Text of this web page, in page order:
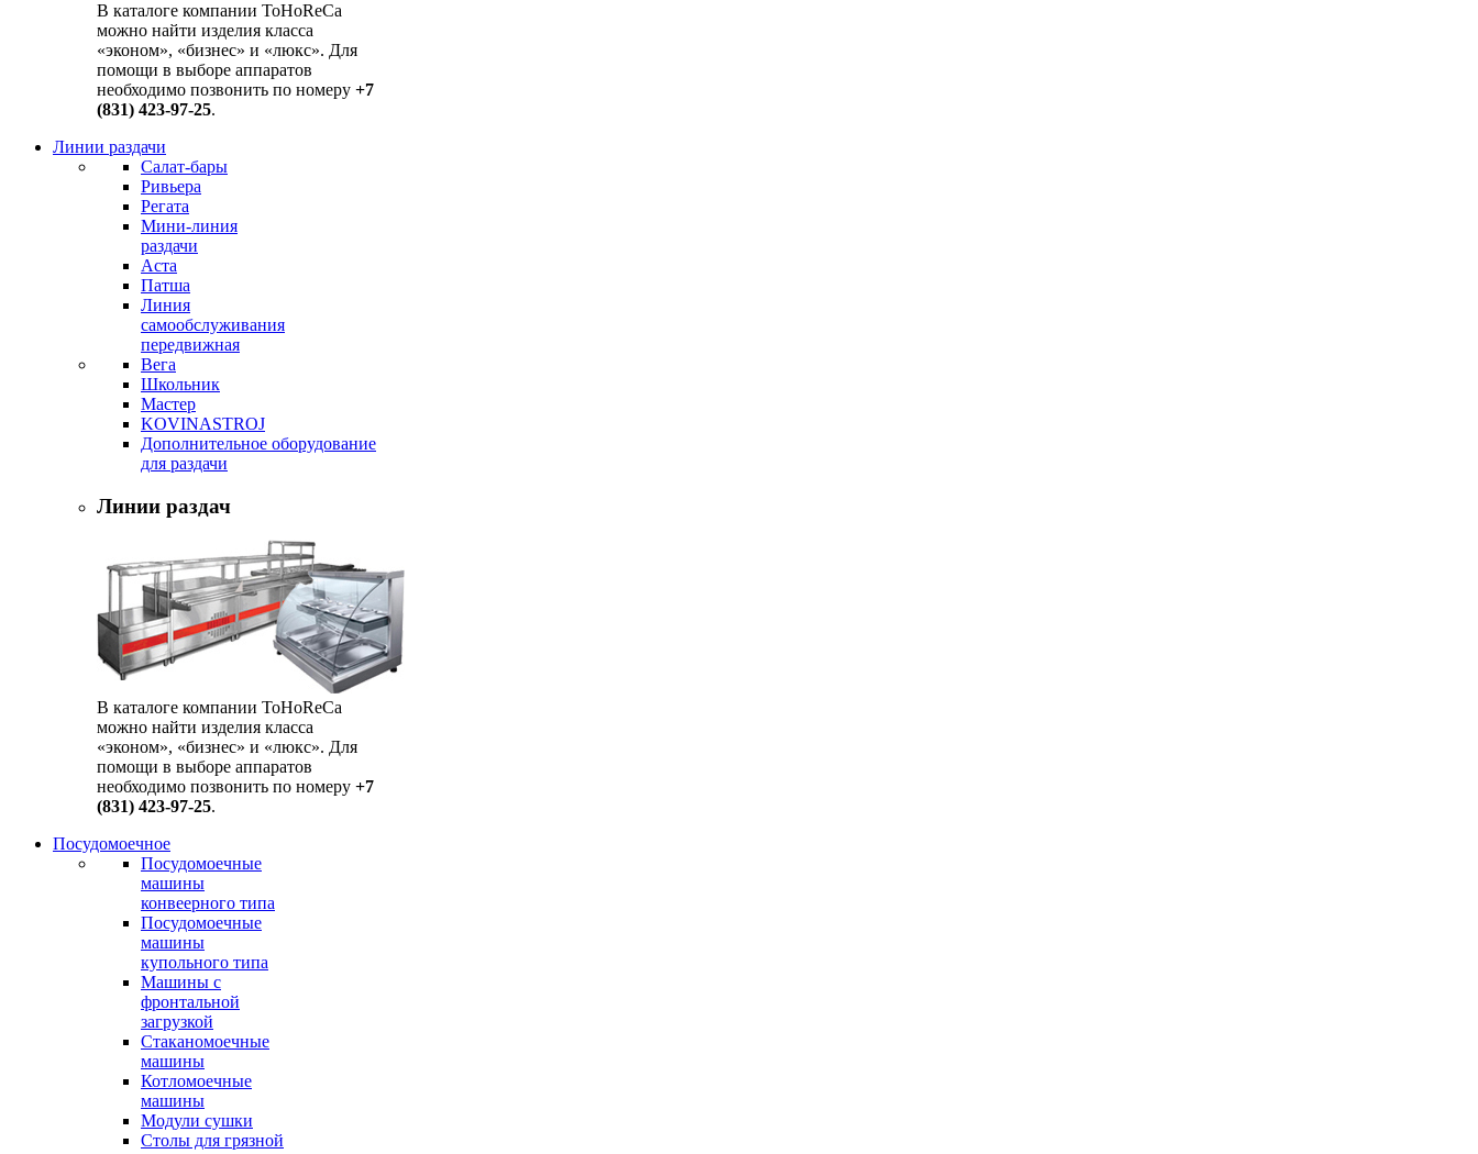
В каталоге компании ToHoReCa
можно найти изделия класса
«эконом», «бизнес» и «люкс». Для
помощи в выборе аппаратов
необходимо позвонить по номеру +7
(831) 423-97-25.
Линии раздачи
Салат-бары
Ривьера
Регата
Мини-линия
раздачи
Аста
Патша
Линия
самообслуживания
передвижная
Вега
Школьник
Мастер
KOVINASTROJ
Дополнительное оборудование
для раздачи
Линии раздач
В каталоге компании ToHoReCa
можно найти изделия класса
«эконом», «бизнес» и «люкс». Для
помощи в выборе аппаратов
необходимо позвонить по номеру +7
(831) 423-97-25.
Посудомоечное
Посудомоечные
машины
конвеерного типа
Посудомоечные
машины
купольного типа
Машины с
фронтальной
загрузкой
Стаканомоечные
машины
Котломоечные
машины
Модули сушки
Столы для грязной